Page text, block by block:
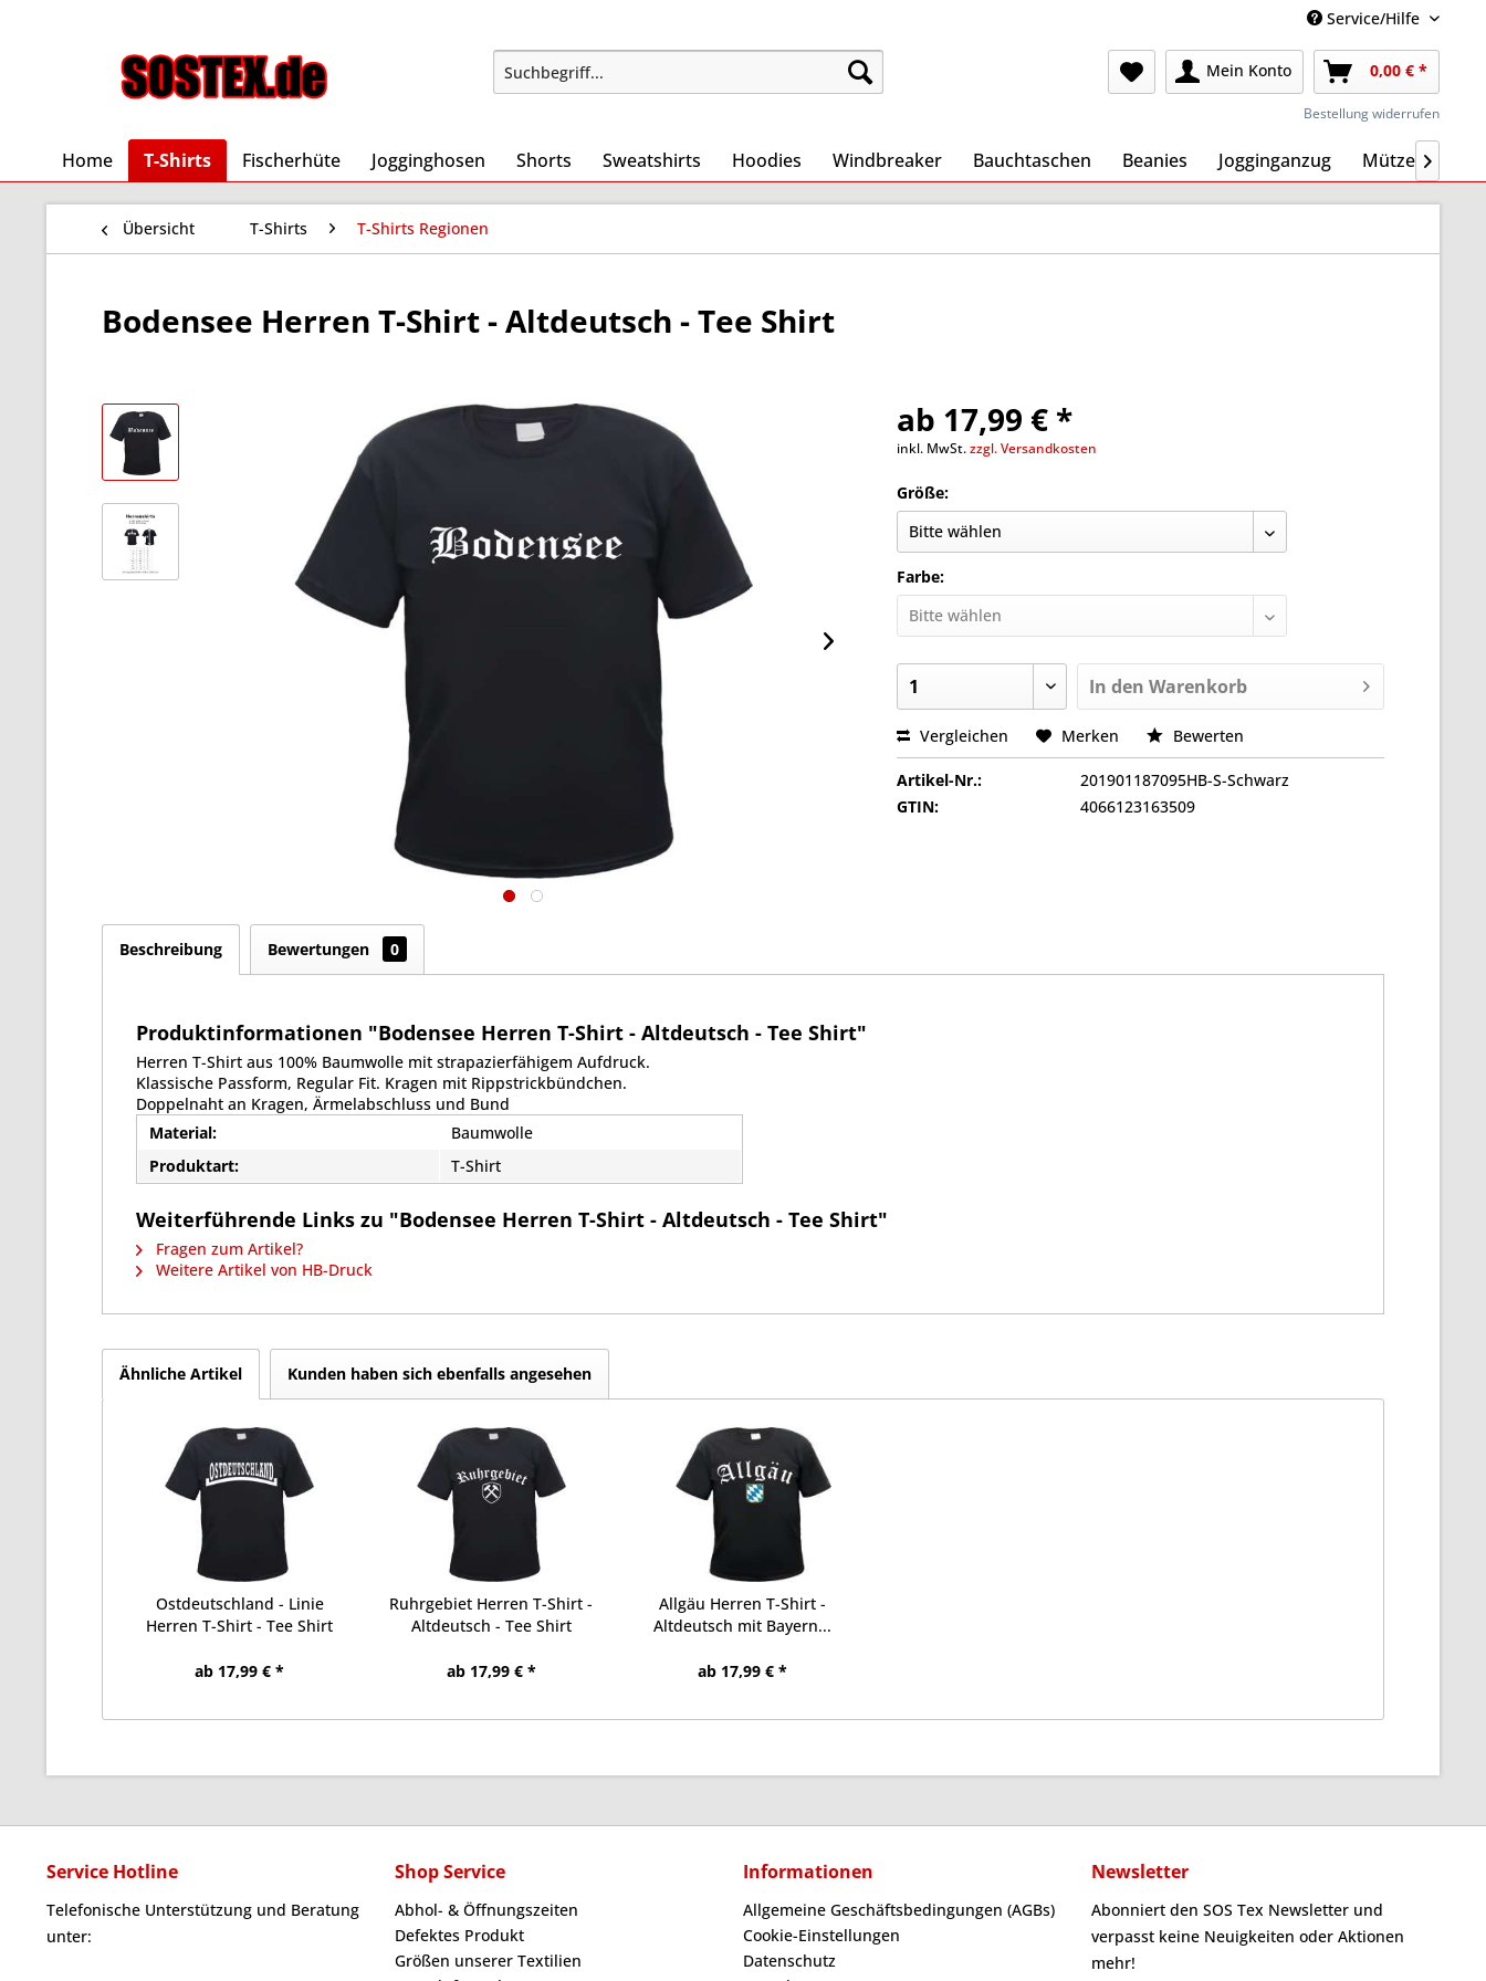
Service/Hilfe
Mein Konto 0,00 € *
Bestellung widerrufen
Home T-Shirts Fischerhüte Jogginghosen Shorts Sweatshirts Hoodies Windbreaker Bauchtaschen Beanies Jogginganzug Mützen
Übersicht T-Shirts T-Shirts Regionen
Bodensee Herren T-Shirt - Altdeutsch - Tee Shirt
ab 17,99 € *
inkl. MwSt.zzgl. Versandkosten
Größe:
Farbe:
In den Warenkorb
Vergleichen Merken Bewerten
Artikel-Nr.:
201901187095HB-S-Schwarz
GTIN:
4066123163509
Beschreibung Bewertungen 0
Produktinformationen "Bodensee Herren T-Shirt - Altdeutsch - Tee Shirt"
Herren T-Shirt aus 100% Baumwolle mit strapazierfähigem Aufdruck.
Klassische Passform, Regular Fit. Kragen mit Rippstrickbündchen.
Doppelnaht an Kragen, Ärmelabschluss und Bund
Material:
Baumwolle
Produktart:
T-Shirt
Weiterführende Links zu "Bodensee Herren T-Shirt - Altdeutsch - Tee Shirt"
Fragen zum Artikel?
Weitere Artikel von HB-Druck
Ähnliche Artikel Kunden haben sich ebenfalls angesehen
Ostdeutschland - Linie
Herren T-Shirt - Tee Shirt
ab 17,99 € *
Ruhrgebiet Herren T-Shirt -
Altdeutsch - Tee Shirt
ab 17,99 € *
Allgäu Herren T-Shirt -
Altdeutsch mit Bayern...
ab 17,99 € *
Service Hotline
Telefonische Unterstützung und Beratung
unter:
Shop Service
Abhol- & Öffnungszeiten
Defektes Produkt
Größen unserer Textilien
Informationen
Allgemeine Geschäftsbedingungen (AGBs)
Cookie-Einstellungen
Datenschutz
Newsletter
Abonniert den SOS Tex Newsletter und
verpasst keine Neuigkeiten oder Aktionen
mehr!